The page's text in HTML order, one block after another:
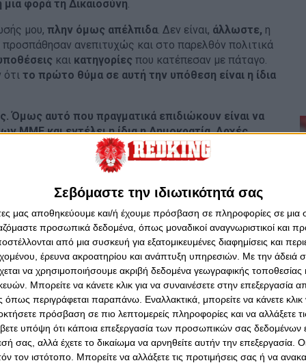
Σεβόμαστε την ιδιωτικότητά σας
μας αποθηκεύουμε και/ή έχουμε πρόσβαση σε πληροφορίες σε
προσωπικά δεδομένα, όπως μοναδικοί αναγνωριστικοί και
από μια συσκευή για εξατομικευμένες διαφημίσεις και
έρευνα ακροατηρίου και ανάπτυξη υπηρεσιών. Με την άδειά
να χρησιμοποιήσουμε ακριβή δεδομένα γεωγραφικής τοποθεσίας
Μπορείτε να κάνετε κλικ για να συναινέσετε στην επεξεργασία
περιγράφεται παραπάνω. Εναλλακτικά, μπορείτε να κάνετε κλικ
πρόσβαση σε πιο λεπτομερείς πληροφορίες και να αλλάξετε
υπόψη ότι κάποια επεξεργασία των προσωπικών σας δεδομένων
σας, αλλά έχετε το δικαίωμα να αρνηθείτε αυτήν την επεξεργασία.
τον ιστότοπο. Μπορείτε να αλλάξετε τις προτιμήσεις σας ή να
μια φορά τη Δικαιοσύνη
μου, πλην όμως απέλπιδα . Δεν είναι, άλλωστε, η
προσπάθησαν ανεπιτυχώς και στο παρελθόν πολιτικά
και κατηγορίες που κατέπεσαν με πάταγο.
ότι το πρώτο θύμα σε αυτή την υπόθεση είναι η ίδια
Όμως αυτό που πραγματικά επιδιώκουν είναι να
ΜΜΕ και εντέλει η ίδια η Δημοκρατία. Αρχές
Χρηματιστήριο Αθηνών, Alter Ego Media.
ρόλος του Τύπου
στην ηγεσία της σημερινής κυβέρνησης,
συγχωρούνται από το Μαξίμου.
της κυβέρνησης και θα επιμείνω να
να ακολουθήσω τα λόγια του Νίκου Καζαντζάκη:
καταδεχτείς ποτέ να πεις ψέματα. Όποιος λέει
πάντοτε την αλήθεια».
μου αυτή έναν πρωθυπουργό και μια κυβέρνηση,
νομιμοποίηση, διολισθαίνουν σε μια κατάσταση,
καθεστώς.
στις κυβερνητικές πρακτικές που οδήγησαν τη